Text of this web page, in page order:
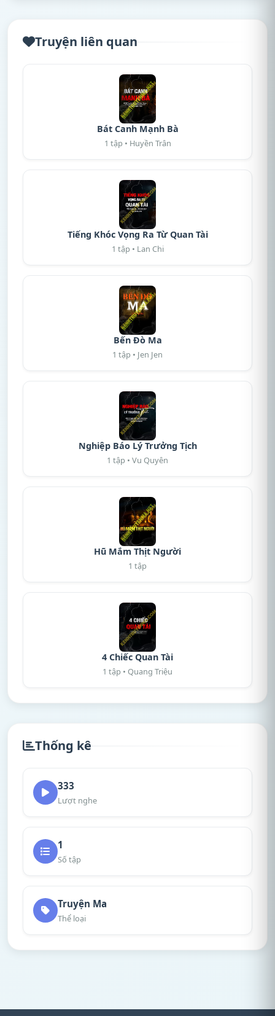
Truyện liên quan
Bát Canh Mạnh Bà
1 tập • Huyền Trân
Tiếng Khóc Vọng Ra Từ Quan Tài
1 tập • Lan Chi
Bến Đò Ma
1 tập • Jen Jen
Nghiệp Báo Lý Trưởng Tịch
1 tập • Vu Quyên
Hũ Mắm Thịt Người
1 tập
4 Chiếc Quan Tài
1 tập • Quang Triệu
Thống kê
333
Lượt nghe
1
Số tập
Truyện Ma
Thể loại